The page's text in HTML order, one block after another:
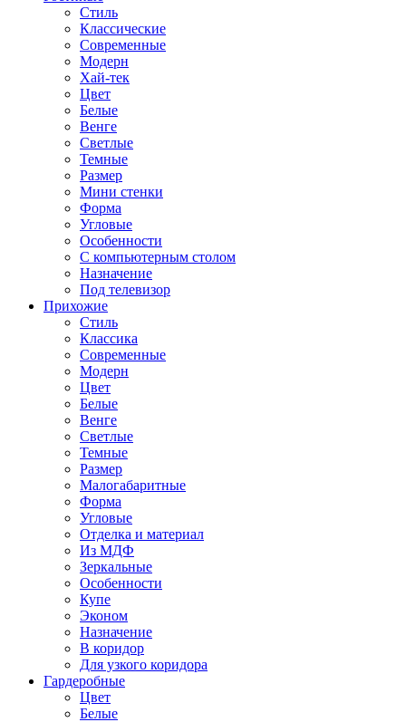
Стиль
Классические
Современные
Модерн
Хай-тек
Цвет
Белые
Венге
Светлые
Темные
Размер
Мини стенки
Форма
Угловые
Особенности
С компьютерным столом
Назначение
Под телевизор
Прихожие
Стиль
Классика
Современные
Модерн
Цвет
Белые
Венге
Светлые
Темные
Размер
Малогабаритные
Форма
Угловые
Отделка и материал
Из МДФ
Зеркальные
Особенности
Купе
Эконом
Назначение
В коридор
Для узкого коридора
Гардеробные
Цвет
Белые